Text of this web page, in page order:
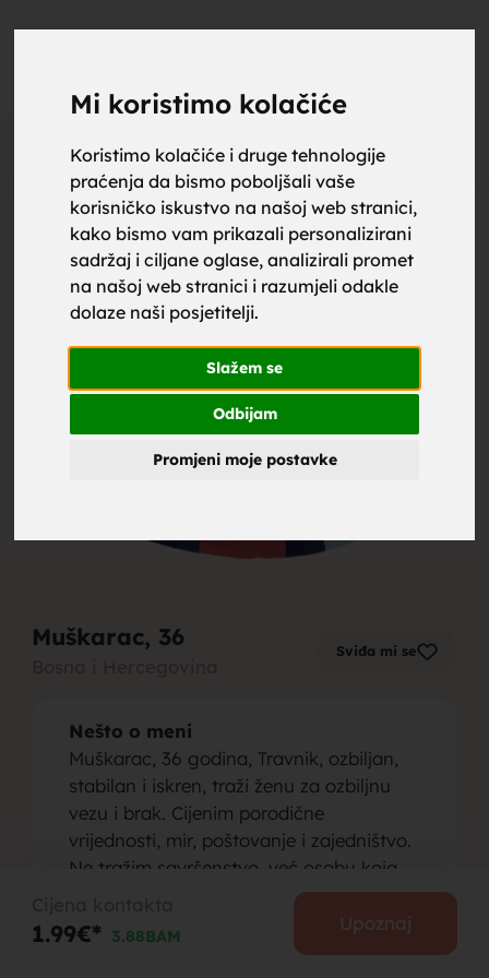
Mi koristimo kolačiće
Koristimo kolačiće i druge tehnologije
praćenja da bismo poboljšali vaše
korisničko iskustvo na našoj web stranici,
kako bismo vam prikazali personalizirani
sadržaj i ciljane oglase, analizirali promet
na našoj web stranici i razumjeli odakle
dolaze naši posjetitelji.
Slažem se
Odbijam
Promjeni moje postavke
Oglas
Muškarac, 36 Sviđa mi se
Nešto o meni
Muškarac, 36 godina, Travnik, ozbiljan,
stabilan i iskren, traži ženu za ozbiljnu
vezu i brak. Cijenim porodične
vrijednosti, mir, poštovanje i zajedništvo.
Ne tražim savršenstvo, već osobu koja
zna šta želi i spremna je na iskren odnos,
uz međusobnu podršku i razumijevanje.
Volim prirodu, šetnje, jednostavan život i
1.99€* 3.88BAM
Upoznaj
upoznaj
za brak,
zene za
brak,
muskarci
za brak,